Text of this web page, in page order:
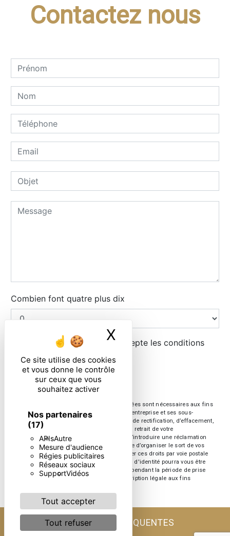
Ce site utilise des cookies
et vous donne le contrôle
sur ceux que vous
souhaitez activer
Nos partenaires
(17)
APIsAutre
Mesure d'audience
Régies publicitaires
Réseaux sociaux
SupportVidéos
Tout accepter
Tout refuser
X Masquer le
Contactez nous
Combien font quatre plus dix
En cochant cette case, j'accepte les conditions
particulières ci-dessous **
ENVOYER
** Les données personnelles communiquées sont nécessaires aux fins
de vous contacter. Elles sont destinées à l'entreprise et ses sous-
traitants. Vous disposez de droits d’accès, de rectification, d’effacement,
de portabilité, de limitation, d’opposition, de retrait de votre
consentement à tout moment et du droit d’introduire une réclamation
auprès d’une autorité de contrôle, ainsi que d’organiser le sort de vos
données post-mortem. Vous pouvez exercer ces droits par voie postale
ou par courrier électronique. Un justificatif d'identité pourra vous être
demandé. Nous conservons vos données pendant la période de prise
de contact puis pendant la durée de prescription légale aux fins
RECHERCHES FRÉQUENTES